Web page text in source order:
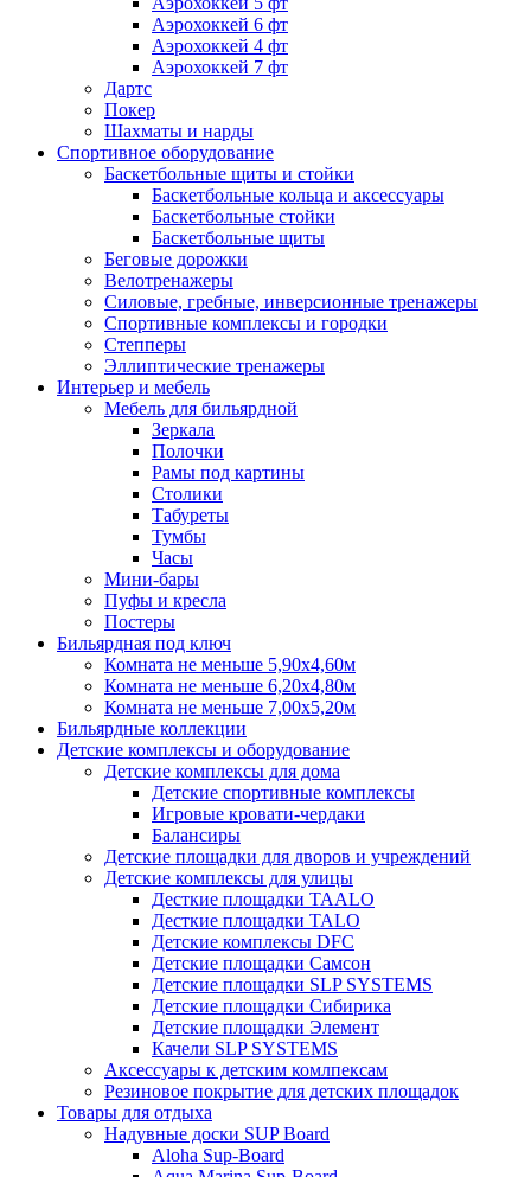
Аэрохоккей 6 фт
Аэрохоккей 4 фт
Аэрохоккей 7 фт
Дартс
Покер
Шахматы и нарды
Спортивное оборудование
Баскетбольные щиты и стойки
Баскетбольные кольца и аксессуары
Баскетбольные стойки
Баскетбольные щиты
Беговые дорожки
Велотренажеры
Силовые, гребные, инверсионные тренажеры
Спортивные комплексы и городки
Степперы
Эллиптические тренажеры
Интерьер и мебель
Мебель для бильярдной
Зеркала
Полочки
Рамы под картины
Столики
Табуреты
Тумбы
Часы
Мини-бары
Пуфы и кресла
Постеры
Бильярдная под ключ
Комната не меньше 5,90х4,60м
Комната не меньше 6,20х4,80м
Комната не меньше 7,00х5,20м
Бильярдные коллекции
Детские комплексы и оборудование
Детские комплексы для дома
Детские спортивные комплексы
Игровые кровати-чердаки
Балансиры
Детские площадки для дворов и учреждений
Детские комплексы для улицы
Десткие площадки TAALO
Десткие площадки TALO
Детские комплексы DFC
Детские площадки Самсон
Детские площадки SLP SYSTEMS
Детские площадки Сибирика
Детские площадки Элемент
Качели SLP SYSTEMS
Аксессуары к детским комлпексам
Резиновое покрытие для детских площадок
Товары для отдыха
Надувные доски SUP Board
Aloha Sup-Board